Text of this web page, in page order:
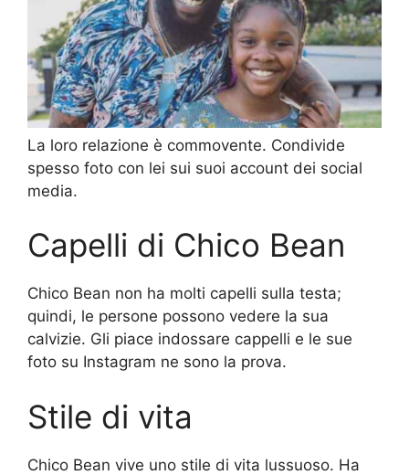
La loro relazione è commovente. Condivide
spesso foto con lei sui suoi account dei social
media.
Capelli di Chico Bean
Chico Bean non ha molti capelli sulla testa;
quindi, le persone possono vedere la sua
calvizie. Gli piace indossare cappelli e le sue
foto su Instagram ne sono la prova.
Stile di vita
Chico Bean vive uno stile di vita lussuoso. Ha